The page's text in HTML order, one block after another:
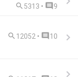
 5313 •  9
 12052 •  10